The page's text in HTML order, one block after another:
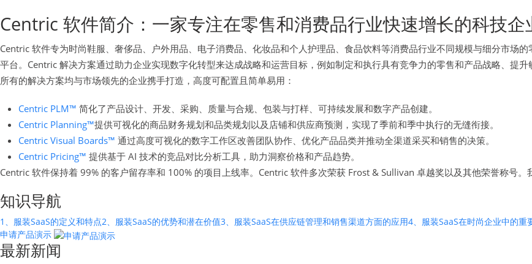
Centric 软件简介：一家专注在零售和消费品行业快速增长的科技企
Centric 软件专为时尚鞋服、奢侈品、户外用品、电子消费品、化妆品和个人护理品、食品饮料等消费品行业不同规模与细分市场
平台。Centric 解决方案通过助力企业实现数字化转型来达成战略和运营目标，例如制定和执行具有竞争力的零售和产品战略、提
所有的解决方案均与市场领先的企业携手打造，高度可配置且简单易用：
Centric PLM™ 简化了产品设计、开发、采购、质量与合规、包装与打样、可持续发展和数字产品创建。
Centric Planning™提供可视化的商品财务规划和品类规划以及店铺和供应商预测，实现了季前和季中执行的无缝衔接。
Centric Visual Boards™ 通过高度可视化的数字工作区改善团队协作、优化产品品类并推动全渠道采买和销售的决策。
Centric Pricing™ 提供基于 AI 技术的竞品对比分析工具，助力洞察价格和产品趋势。
Centric 软件保持着 99% 的客户留存率和 100% 的项目上线率。Centric 软件多次荣获 Frost & Sullivan 卓越奖以及其他荣誉称号。
知识导航
1、服装SaaS的定义和特点2、服装SaaS的优势和潜在价值3、服装SaaS在供应链管理和销售渠道方面的应用4、服装SaaS在时尚企业中的重
申请产品演示
最新新闻